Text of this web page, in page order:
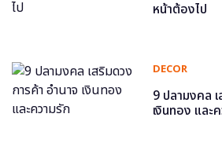
หน้าต้องไป
DECOR
9 ปลามงคล
เงินทอง และ